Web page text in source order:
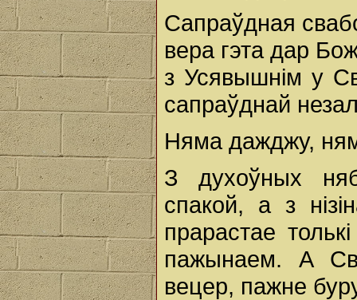
Сапраўдная
вера гэта дар
з Усявышнім у
сапраўднай
Няма дажджу,
З духоўных
спакой, а з
прарастае
пажынаем. А
вецер, пажне